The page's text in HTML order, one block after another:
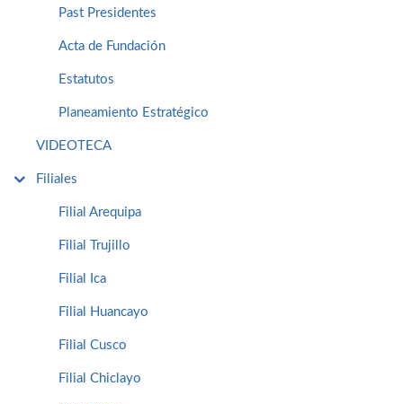
Past Presidentes
Acta de Fundación
Estatutos
Planeamiento Estratégico
VIDEOTECA
Filiales
Filial Arequipa
Filial Trujillo
Filial Ica
Filial Huancayo
Filial Cusco
Filial Chiclayo